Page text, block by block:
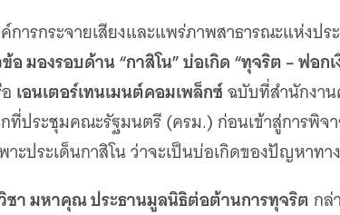
ะท้องถิ่นคุณภาพ
ทศไทย
การกระจายเสียงและแพร่ภาพสาธารณะแห่งป
อ มองรอบด้าน “กาสิโน” บ่อเกิด “ทุจริต – ฟอกเ
เอนเตอร์เทนเมนต์คอมเพล็กซ์ฉบับที่สำนักงา
ที่ประชุมคณะรัฐมนตรี (ครม.) ก่อนเข้าสู่การพิ
าะประเด็นกาสิโน ว่าจะเป็นบ่อเกิดของปัญหา
ชา มหาคุณ ประธานมูลนิธิต่อต้านการทุจริต กล่